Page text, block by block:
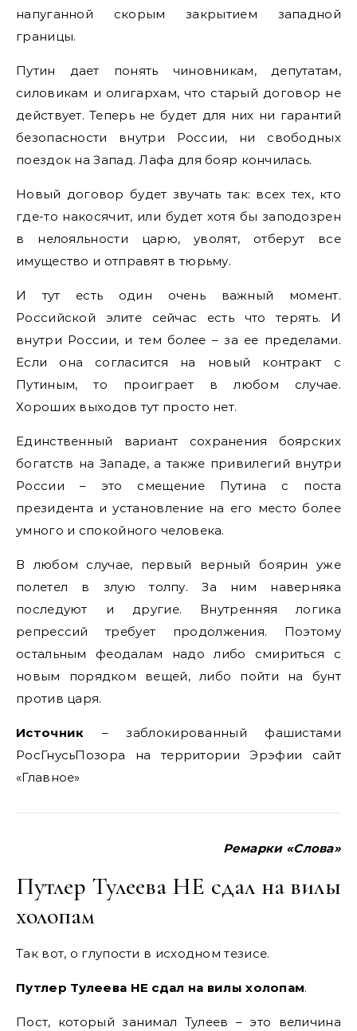
напуганной скорым закрытием западной
границы.
Путин дает понять чиновникам, депутатам,
силовикам и олигархам, что старый договор не
действует. Теперь не будет для них ни гарантий
безопасности внутри России, ни свободных
поездок на Запад. Лафа для бояр кончилась.
Новый договор будет звучать так: всех тех, кто
где-то накосячит, или будет хотя бы заподозрен
в нелояльности царю, уволят, отберут все
имущество и отправят в тюрьму.
И тут есть один очень важный момент.
Российской элите сейчас есть что терять. И
внутри России, и тем более – за ее пределами.
Если она согласится на новый контракт с
Путиным, то проиграет в любом случае.
Хороших выходов тут просто нет.
Единственный вариант сохранения боярских
богатств на Западе, а также привилегий внутри
России – это смещение Путина с поста
президента и установление на его место более
умного и спокойного человека.
В любом случае, первый верный боярин уже
полетел в злую толпу. За ним наверняка
последуют и другие. Внутренняя логика
репрессий требует продолжения. Поэтому
остальным феодалам надо либо смириться с
новым порядком вещей, либо пойти на бунт
против царя.
Источник – заблокированный фашистами
РосГнусьПозора на территории Эрэфии сайт
«Главное»
Ремарки «Слова»
Путлер Тулеева НЕ сдал на вилы
холопам
Так вот, о глупости в исходном тезисе.
Путлер Тулеева НЕ сдал на вилы холопам.
Пост, который занимал Тулеев – это величина